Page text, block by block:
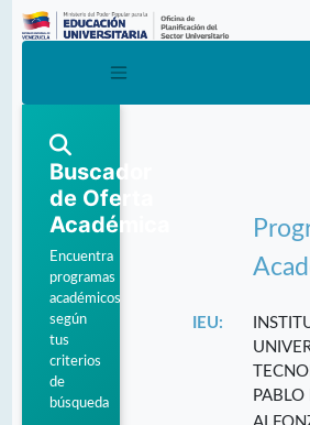
Buscador
de Oferta
Académica
Encuentra
programas
académicos
según
tus
criterios
de
búsqueda
IEU:
PABLO